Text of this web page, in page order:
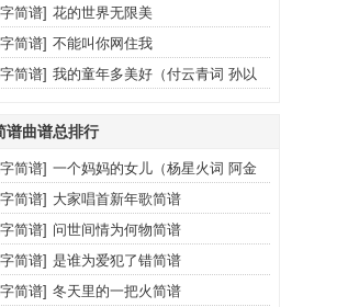
简谱] 花的世界无限美
简谱] 不能叫你网住我
简谱] 我的童年多美好（付云青词 孙以
谱曲谱总排行
简谱] 一个妈妈的女儿（杨星火词 阿金
简谱] 大家唱首新年歌简谱
简谱] 问世间情为何物简谱
简谱] 是谁为爱犯了错简谱
简谱] 冬天里的一把火简谱